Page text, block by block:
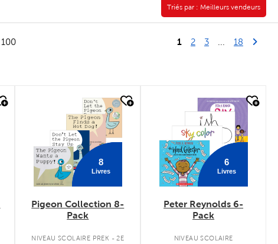
Triés par :
Triés par : Meilleurs vendeurs
100 1 2 3 18 LastNext
8
Livres
Pigeon Collection 8-
Pack
NIVEAU SCOLAIRE PREK - 2E
6
Livres
Peter Reynolds 6-
Pack
NIVEAU SCOLAIRE